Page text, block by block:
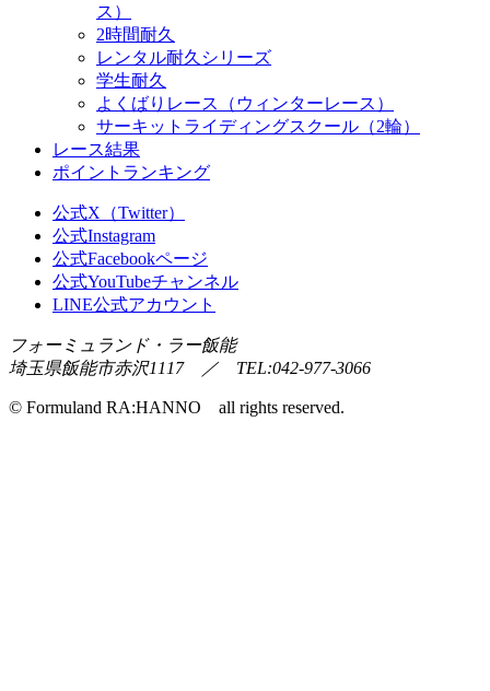
ス）
2時間耐久
レンタル耐久シリーズ
学生耐久
よくばりレース（ウィンターレース）
サーキットライディングスクール（2輪）
レース結果
ポイントランキング
公式X（Twitter）
公式Instagram
公式Facebookページ
公式YouTubeチャンネル
LINE公式アカウント
フォーミュランド・ラー飯能
埼玉県飯能市赤沢1117 ／ TEL:042-977-3066
© Formuland RA:HANNO all rights reserved.